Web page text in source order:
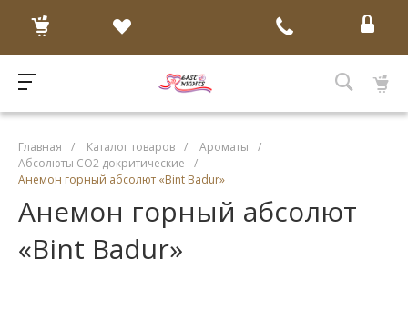
Главная / Каталог товаров / Ароматы
/
Абсолюты CO2 докритические
/
Анемон горный абсолют «Bint Badur»
Анемон горный абсолют
«Bint Badur»